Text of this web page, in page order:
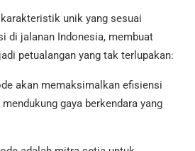
unik yang sesuai
di jalanan Indonesia, membuat
petualangan yang tak terlupakan:
akan memaksimalkan efisiensi
gaya berkendara yang